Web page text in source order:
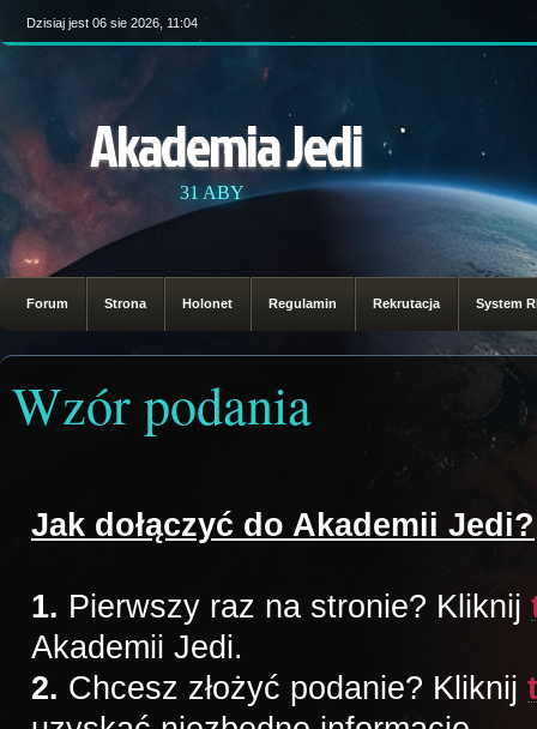
Dzisiaj jest 06 sie 2026, 11:04
Akademia Jedi
31 ABY
Forum Strona Holonet Regulamin Rekrutacja System
Wzór podania
Jak dołączyć do Akademii Jedi?
1. Pierwszy raz na stronie? Kliknij
Akademii Jedi.
2. Chcesz złożyć podanie? Kliknij